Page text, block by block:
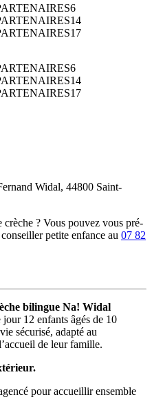
Widal, 44800 Saint-
crèche ? Vous pouvez vous pré-
petite enfance au 07 82
bilingue Na! Widal
12 enfants âgés de 10
sécurisé, adapté au
de leur famille.
pour accueillir ensemble